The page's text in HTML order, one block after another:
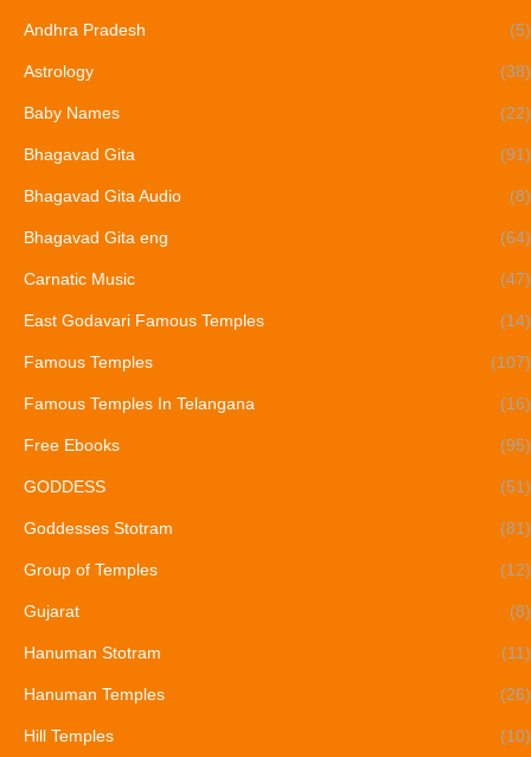
Andhra Pradesh (5)
Astrology (38)
Baby Names (22)
Bhagavad Gita (91)
Bhagavad Gita Audio (8)
Bhagavad Gita eng (64)
Carnatic Music (47)
East Godavari Famous Temples (14)
Famous Temples (107)
Famous Temples In Telangana (16)
Free Ebooks (95)
GODDESS (51)
Goddesses Stotram (81)
Group of Temples (12)
Gujarat (8)
Hanuman Stotram (11)
Hanuman Temples (26)
Hill Temples (10)